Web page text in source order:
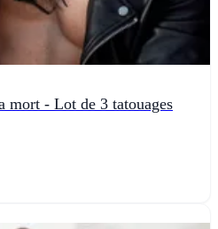
mort - Lot de 3 tatouages